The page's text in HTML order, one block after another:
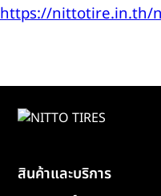
https://nittotire.in.th/
สินค้าและบริการ